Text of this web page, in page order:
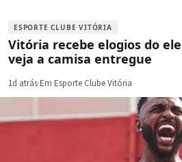
ESPORTE CLUBE VITÓRIA
Vitória recebe elogios do
veja a camisa entregue
1d atrás·Em Esporte Clube Vitória